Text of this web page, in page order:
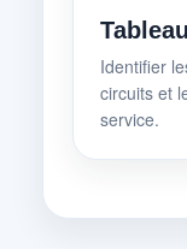
Identifier
circuits et
service.